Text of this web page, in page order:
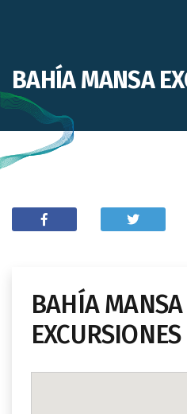
BAHÍA MANSA
BAHÍA MANSA
EXCURSIONES